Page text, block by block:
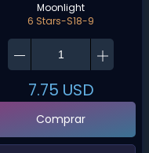
Moonlight
6 Stars-S18-9
7.75 USD
Comprar